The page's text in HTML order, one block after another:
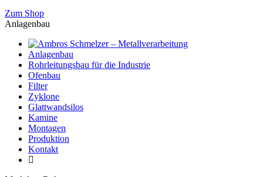
Zum Shop
Anlagenbau
Anlagenbau
Rohrleitungsbau für die Industrie
Ofenbau
Filter
Zyklone
Glattwandsilos
Kamine
Montagen
Produktion
Kontakt